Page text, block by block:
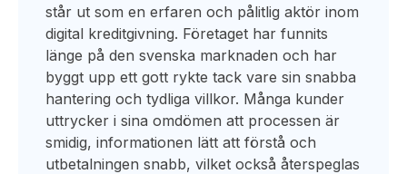
står ut som en erfaren och pålitlig aktör inom
digital kreditgivning. Företaget har funnits
länge på den svenska marknaden och har
byggt upp ett gott rykte tack vare sin snabba
hantering och tydliga villkor. Många kunder
uttrycker i sina omdömen att processen är
smidig, informationen lätt att förstå och
utbetalningen snabb, vilket också återspeglas